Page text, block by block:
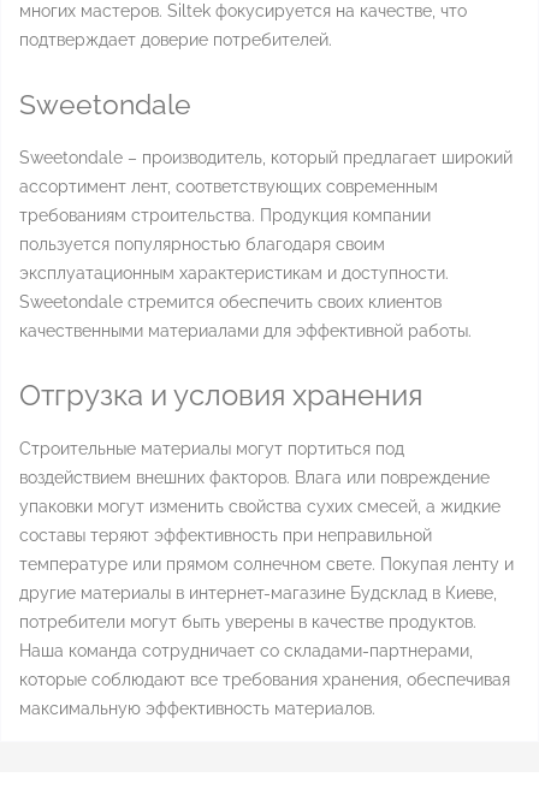
многих мастеров. Siltek фокусируется на качестве, что
подтверждает доверие потребителей.
Sweetondale
Sweetondale – производитель, который предлагает широкий
ассортимент лент, соответствующих современным
требованиям строительства. Продукция компании
пользуется популярностью благодаря своим
эксплуатационным характеристикам и доступности.
Sweetondale стремится обеспечить своих клиентов
качественными материалами для эффективной работы.
Отгрузка и условия хранения
Строительные материалы могут портиться под
воздействием внешних факторов. Влага или повреждение
упаковки могут изменить свойства сухих смесей, а жидкие
составы теряют эффективность при неправильной
температуре или прямом солнечном свете. Покупая ленту и
другие материалы в интернет-магазине Будсклад в Киеве,
потребители могут быть уверены в качестве продуктов.
Наша команда сотрудничает со складами-партнерами,
которые соблюдают все требования хранения, обеспечивая
максимальную эффективность материалов.